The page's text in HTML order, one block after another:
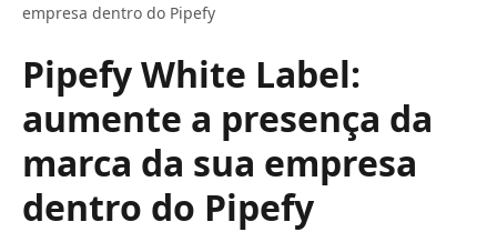
empresa dentro do Pipefy
Pipefy White Label:
aumente a presença da
marca da sua empresa
dentro do Pipefy